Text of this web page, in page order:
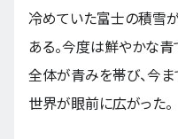
冷めていた富士の積雪
ある。今度は鮮やかな
全体が青みを帯び、今
世界が眼前に広がった。